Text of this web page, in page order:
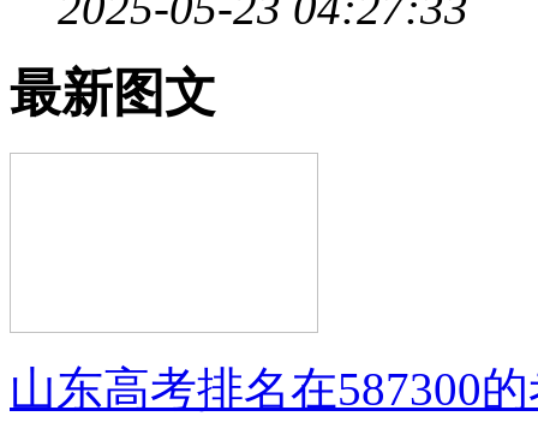
最新图文
山东高考排名在587300